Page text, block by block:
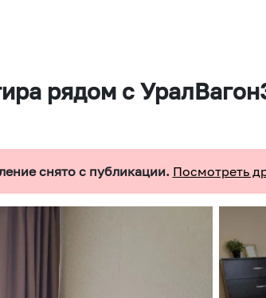
рядом с
снято с публикации. Посмотреть